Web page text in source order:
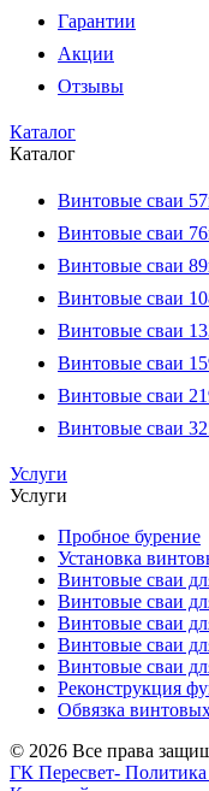
Гарантии
Акции
Отзывы
Каталог
Каталог
Винтовые сваи
Винтовые сваи
Винтовые сваи
Винтовые сваи
Винтовые сваи
Винтовые сваи
Винтовые сваи
Винтовые сваи
Услуги
Услуги
Пробное бурение
Установка
Винтовые сваи
Винтовые сваи
Винтовые сваи
Винтовые сваи
Винтовые сваи
Реконструкция
Обвязка
© 2026 Все права
ГК Пересвет-